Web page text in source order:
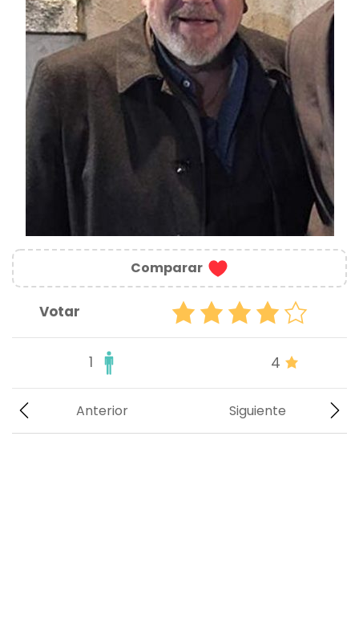
Comparar
Votar
1 4
Siguiente
Anterior